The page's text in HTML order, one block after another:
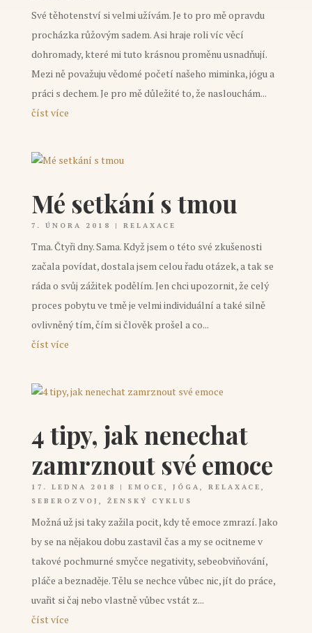
Své těhotenství si velmi užívám. Je to pro mě opravdu
procházka růžovým sadem. Asi hraje roli víc věcí
dohromady, které mi tuto krásnou proměnu usnadňují.
Mezi ně považuju vědomé početí našeho miminka, jógu a
práci s dechem. Je pro mě důležité to, že naslouchám...
číst více
Mé setkání s tmou
7. ÚNORA 2018 | RELAXACE
Tma. Čtyři dny. Sama. Když jsem o této své zkušenosti
začala povídat, dostala jsem celou řadu otázek, a tak se
ráda o svůj zážitek podělím. Jen chci upozornit, že celý
proces pobytu ve tmě je velmi individuální a také silně
ovlivněný tím, čím si člověk prošel a co...
číst více
4 tipy, jak nenechat
zamrznout své emoce
17. LEDNA 2018 | EMOCE , JÓGA , RELAXACE ,
SEBEROZVOJ , ŽENSKÝ CYKLUS
Možná už jsi taky zažila pocit, kdy tě emoce zmrazí. Jako
by se na nějakou dobu zastavil čas a my se ocitneme v
takové pochmurné smyčce negativity, sebeobviňování,
pláče a beznaděje. Tělu se nechce vůbec nic, jít do práce,
uvařit si čaj nebo vlastně vůbec vstát z...
číst více